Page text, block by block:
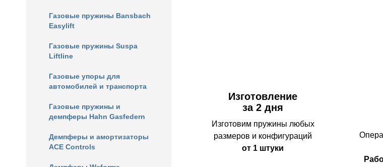
Газовые пружины Bansbach
Easylift
Газовые пружины Suspa
Liftline
Газовые упоры для
автомобилей и транспорта
Газовые пружины и
демпферы Hahn Gasfedern
Демпферы и амортизаторы
ACE Controls
Изготовление
за 2 дня
Изготовим пружины любых
размеров и конфигураций
от 1 штуки